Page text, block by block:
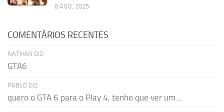
8 AGO, 2025
COMENTÁRIOS RECENTES
NATHAN DIZ:
GTA6
PABLO DIZ:
quero o GTA 6 para o Play 4, tenho que ver um...